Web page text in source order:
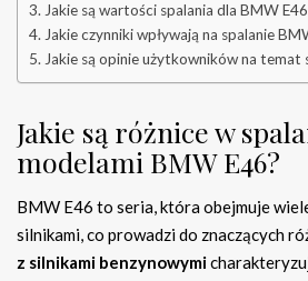
Jakie są wartości spalania dla BMW
Jakie czynniki wpływają na spalanie
Jakie są opinie użytkowników na temat
Jakie są różnice w
modelami BMW E46?
BMW E46 to seria, która obejmuje
silnikami, co prowadzi do znaczących
z silnikami benzynowymi